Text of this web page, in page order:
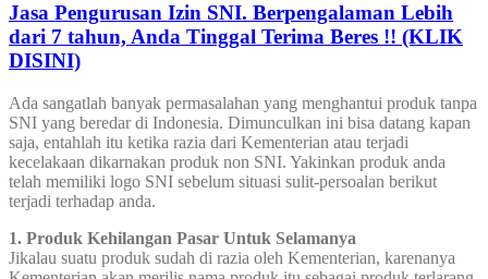
Jasa Pengurusan Izin SNI. Berpengalaman Lebih
dari 7 tahun, Anda Tinggal Terima Beres !! (KLIK
DISINI)
Ada sangatlah banyak permasalahan yang menghantui produk tanpa
SNI yang beredar di Indonesia. Dimunculkan ini bisa datang kapan
saja, entahlah itu ketika razia dari Kementerian atau terjadi
kecelakaan dikarnakan produk non SNI. Yakinkan produk anda
telah memiliki logo SNI sebelum situasi sulit-persoalan berikut
terjadi terhadap anda.
1. Produk Kehilangan Pasar Untuk Selamanya
Jikalau suatu produk sudah di razia oleh Kementerian, karenanya